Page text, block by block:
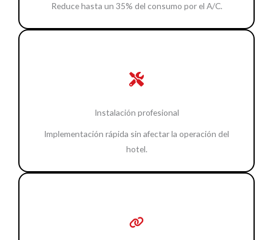
Reduce hasta un 35% del consumo por el A/C.
Instalación profesional
Implementación rápida sin afectar la operación del
hotel.